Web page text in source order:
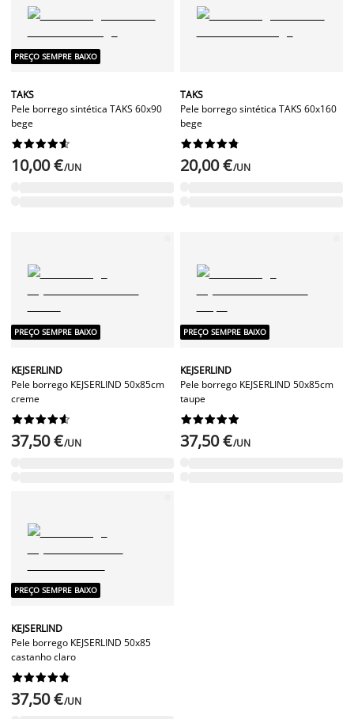
PREÇO SEMPRE BAIXO
TAKS
Pele borrego sintética TAKS 60x90
bege






10,00 €/UN
TAKS
Pele borrego sintética TAKS 60x160
bege






20,00 €/UN
PREÇO SEMPRE BAIXO
KEJSERLIND
Pele borrego KEJSERLIND 50x85cm
creme






37,50 €/UN
PREÇO SEMPRE BAIXO
KEJSERLIND
Pele borrego KEJSERLIND 50x85cm
taupe






37,50 €/UN
PREÇO SEMPRE BAIXO
KEJSERLIND
Pele borrego KEJSERLIND 50x85
castanho claro






37,50 €/UN